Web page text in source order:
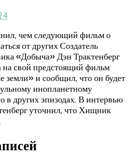
чем следующий фильм о
от других Создатель
«Добыча» Дэн Трактенберг
на свой предстоящий фильм
и сообщил, что он будет
инопланетному
в других эпизодах. В интервью
уточнил, что Хищник